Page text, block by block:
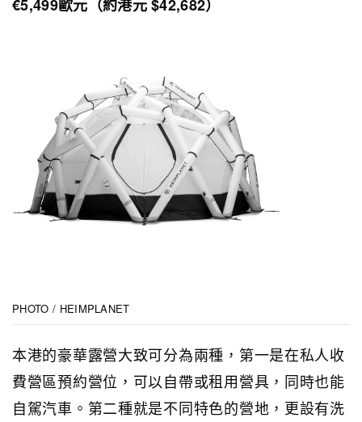
€5,499歐元（約港元 $42,682）
PHOTO / HEIMPLANET
本港的豪華露營大致可分為兩種，第一是在私人收
費營區預約營位，可以自帶或租用營具，同時也能
自駕汽車。第二種就是不同特色的營地，更設有洗